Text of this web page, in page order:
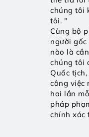
chúng tôi
tôi. "
Cùng bộ
người
nào là
chúng tôi
Quốc
công việc
hai lần
pháp
chính xác